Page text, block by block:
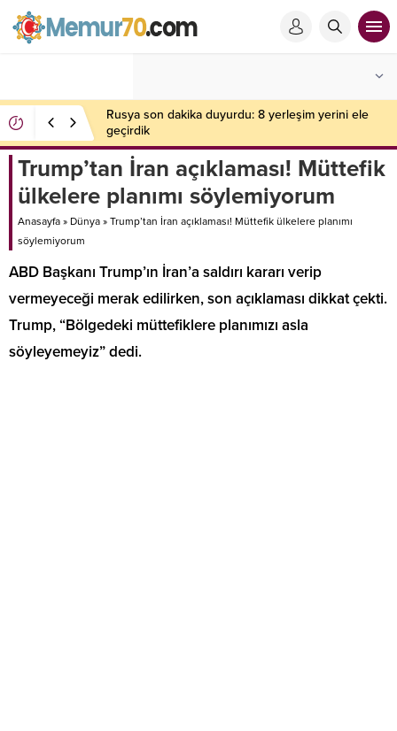
Rusya son dakika duyurdu: 8 yerleşim yerini ele
geçirdik
Trump’tan İran açıklaması! Müttefik
ülkelere planımı söylemiyorum
Anasayfa » Dünya » Trump’tan İran açıklaması! Müttefik ülkelere planımı
söylemiyorum
ABD Başkanı Trump’ın İran’a saldırı kararı verip
vermeyeceği merak edilirken, son açıklaması dikkat çekti.
Trump, “Bölgedeki müttefiklere planımızı asla
söyleyemeyiz” dedi.